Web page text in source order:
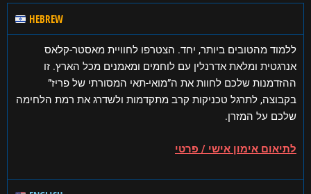
HEBREW
ללמוד מהטובים ביותר, יחד. הצטרפו לחוויית מאסטר-קלאס
אנרגטית ומלאת אדרנלין עם לוחמים ומאמנים מכל הארץ. זו
ההזדמנות שלכם לחוות את ה”מואי-תאי המסורתי של פריז”
בקבוצה, לתרגל טכניקות קרב מתקדמות ולשדרג את רמת הלחימה
שלכם על המזרן.
לתיאום אימון אישי / פרטי